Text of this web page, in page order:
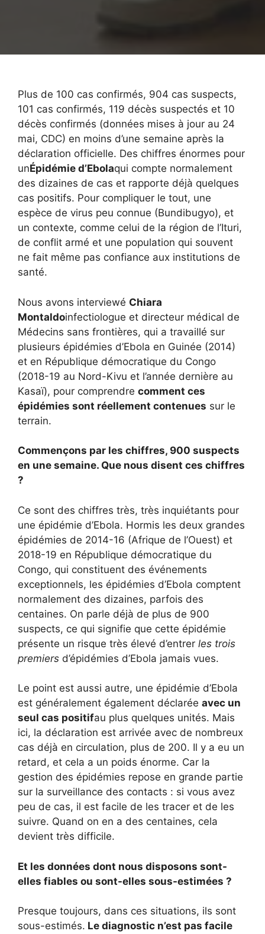
Plus de 100 cas confirmés, 904 cas suspects,
101 cas confirmés, 119 décès suspectés et 10
décès confirmés (données mises à jour au 24
mai, CDC) en moins d’une semaine après la
déclaration officielle. Des chiffres énormes pour
unÉpidémie d’Ebolaqui compte normalement
des dizaines de cas et rapporte déjà quelques
cas positifs. Pour compliquer le tout, une
espèce de virus peu connue (Bundibugyo), et
un contexte, comme celui de la région de l’Ituri,
de conflit armé et une population qui souvent
ne fait même pas confiance aux institutions de
santé.
Nous avons interviewé Chiara
Montaldoinfectiologue et directeur médical de
Médecins sans frontières, qui a travaillé sur
plusieurs épidémies d’Ebola en Guinée (2014)
et en République démocratique du Congo
(2018-19 au Nord-Kivu et l’année dernière au
Kasaï), pour comprendre comment ces
épidémies sont réellement contenues sur le
terrain.
Commençons par les chiffres, 900 suspects
en une semaine. Que nous disent ces chiffres
?
Ce sont des chiffres très, très inquiétants pour
une épidémie d’Ebola. Hormis les deux grandes
épidémies de 2014-16 (Afrique de l’Ouest) et
2018-19 en République démocratique du
Congo, qui constituent des événements
exceptionnels, les épidémies d’Ebola comptent
normalement des dizaines, parfois des
centaines. On parle déjà de plus de 900
suspects, ce qui signifie que cette épidémie
présente un risque très élevé d’entrer les trois
premiers d’épidémies d’Ebola jamais vues.
Le point est aussi autre, une épidémie d’Ebola
est généralement également déclarée avec un
seul cas positifau plus quelques unités. Mais
ici, la déclaration est arrivée avec de nombreux
cas déjà en circulation, plus de 200. Il y a eu un
retard, et cela a un poids énorme. Car la
gestion des épidémies repose en grande partie
sur la surveillance des contacts : si vous avez
peu de cas, il est facile de les tracer et de les
suivre. Quand on en a des centaines, cela
devient très difficile.
Et les données dont nous disposons sont-
elles fiables ou sont-elles sous-estimées ?
Presque toujours, dans ces situations, ils sont
sous-estimés. Le diagnostic n’est pas facile